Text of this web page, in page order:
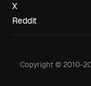
X
Reddit
Copyright © 2010-